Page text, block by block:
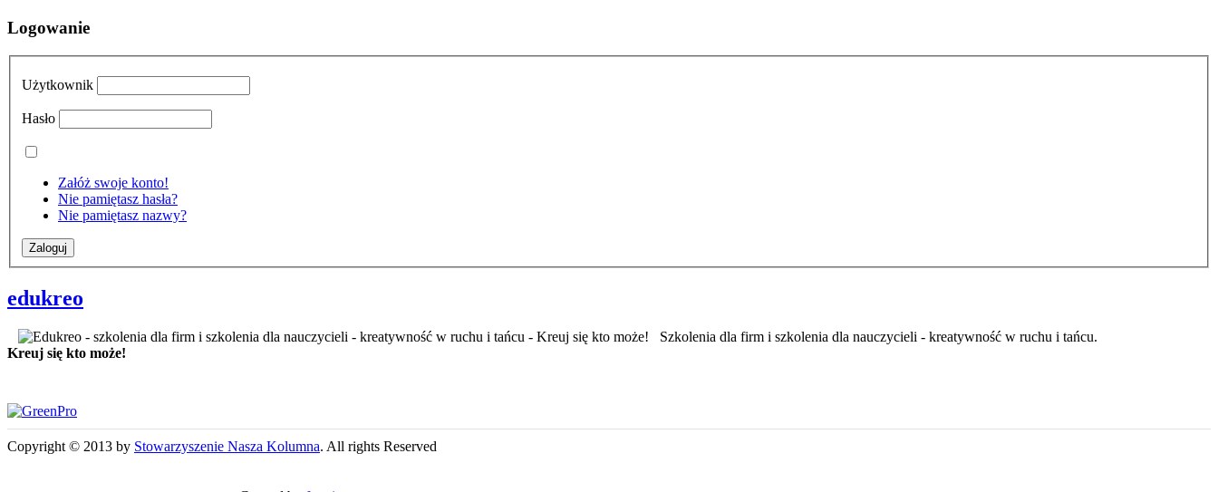
Logowanie
Użytkownik
Hasło
Załóż swoje konto!
Nie pamiętasz hasła?
Nie pamiętasz nazwy?
edukreo
Szkolenia dla firm i szkolenia dla nauczycieli - kreatywność w ruchu i tańcu.
Kreuj się kto może!
Copyright © 2013 by Stowarzyszenie Nasza Kolumna. All rights Reserved